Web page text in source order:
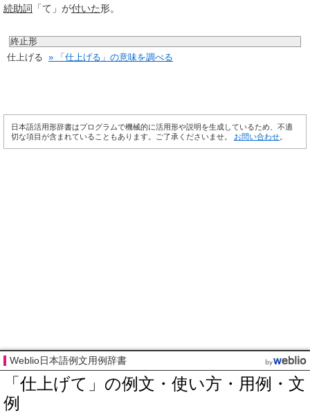
続助詞 「て」が付いた形。
終止形
仕上げる » 「仕上げる」の意味を調べる
日本語活用形辞書はプログラムで機械的に活用形や説明を生成しているため、不適
切な項目が含まれていることもあります。ご了承くださいませ。 お問い合わせ
Weblio日本語例文用例辞書
「仕上げて」の例文・使い方・用例・文
例